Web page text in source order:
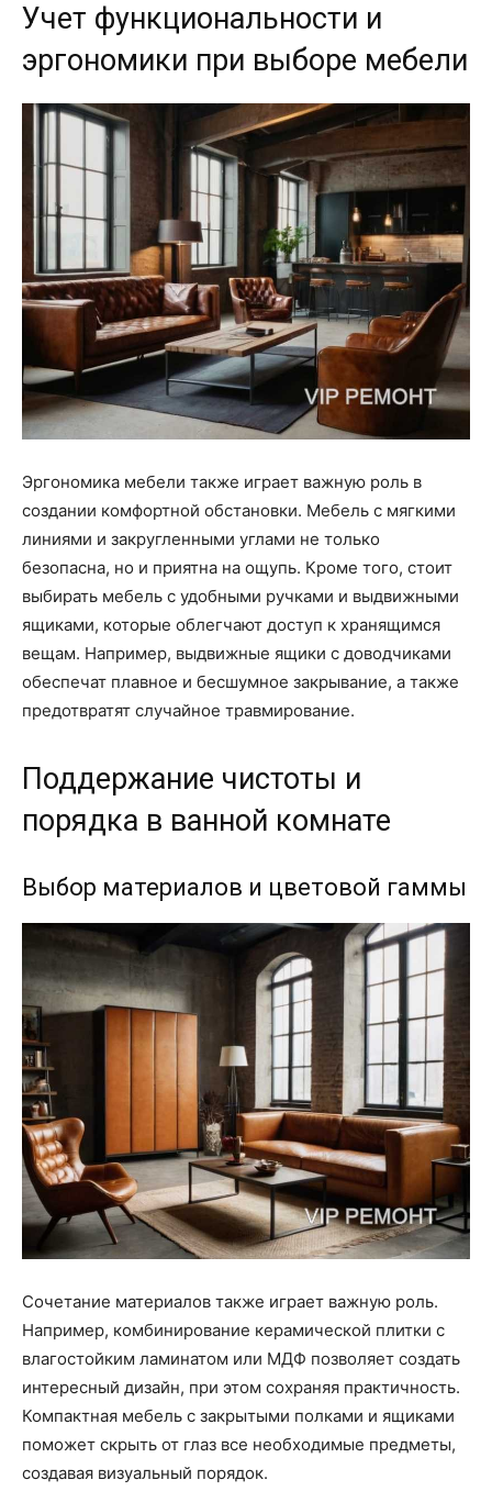
Учет функциональности и
эргономики при выборе мебели
Эргономика мебели также играет важную роль в
создании комфортной обстановки. Мебель с мягкими
линиями и закругленными углами не только
безопасна, но и приятна на ощупь. Кроме того, стоит
выбирать мебель с удобными ручками и выдвижными
ящиками, которые облегчают доступ к хранящимся
вещам. Например, выдвижные ящики с доводчиками
обеспечат плавное и бесшумное закрывание, а также
предотвратят случайное травмирование.
Поддержание чистоты и
порядка в ванной комнате
Выбор материалов и цветовой гаммы
Сочетание материалов также играет важную роль.
Например, комбинирование керамической плитки с
влагостойким ламинатом или МДФ позволяет создать
интересный дизайн, при этом сохраняя практичность.
Компактная мебель с закрытыми полками и ящиками
поможет скрыть от глаз все необходимые предметы,
создавая визуальный порядок.